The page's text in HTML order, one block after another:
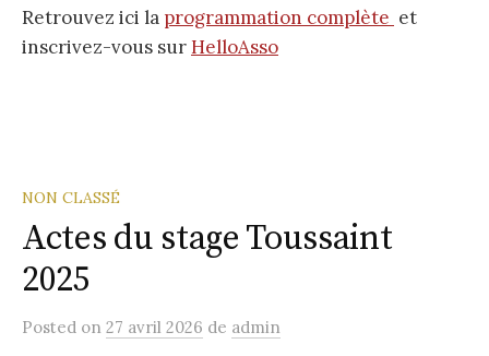
Retrouvez ici la programmation complète et
inscrivez-vous surHelloAsso
NON CLASSÉ
Actes du stage Toussaint
2025
Posted on 27 avril 2026 de admin